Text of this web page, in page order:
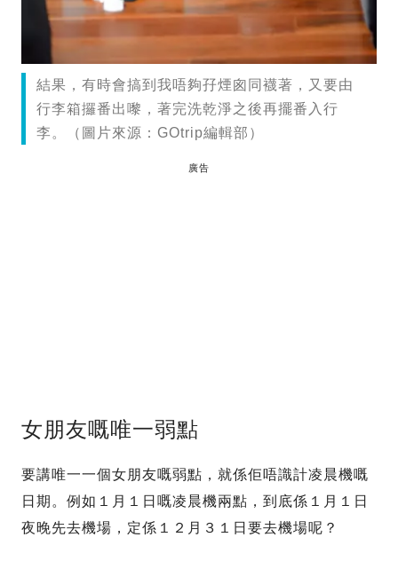
結果，有時會搞到我唔夠孖煙囪同襪著，又要由
行李箱攞番出嚟，著完洗乾淨之後再擺番入行
李。（圖片來源：GOtrip編輯部）
廣告
女朋友嘅唯一弱點
要講唯一一個女朋友嘅弱點，就係佢唔識計凌晨機嘅
日期。例如１月１日嘅凌晨機兩點，到底係１月１日
夜晚先去機場，定係１２月３１日要去機場呢？